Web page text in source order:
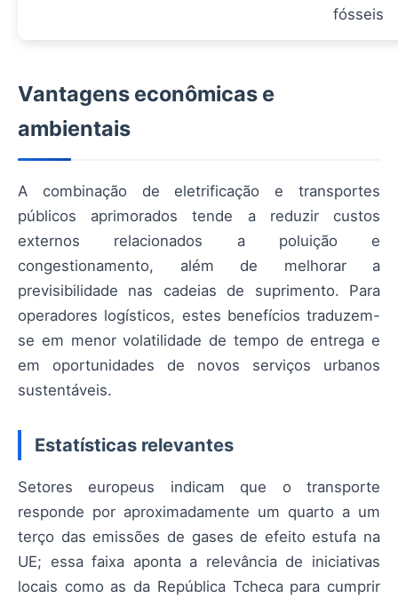
fósseis
Vantagens econômicas e
ambientais
A combinação de eletrificação e transportes
públicos aprimorados tende a reduzir custos
externos relacionados a poluição e
congestionamento, além de melhorar a
previsibilidade nas cadeias de suprimento. Para
operadores logísticos, estes benefícios traduzem-
se em menor volatilidade de tempo de entrega e
em oportunidades de novos serviços urbanos
sustentáveis.
Estatísticas relevantes
Setores europeus indicam que o transporte
responde por aproximadamente um quarto a um
terço das emissões de gases de efeito estufa na
UE; essa faixa aponta a relevância de iniciativas
locais como as da República Tcheca para cumprir